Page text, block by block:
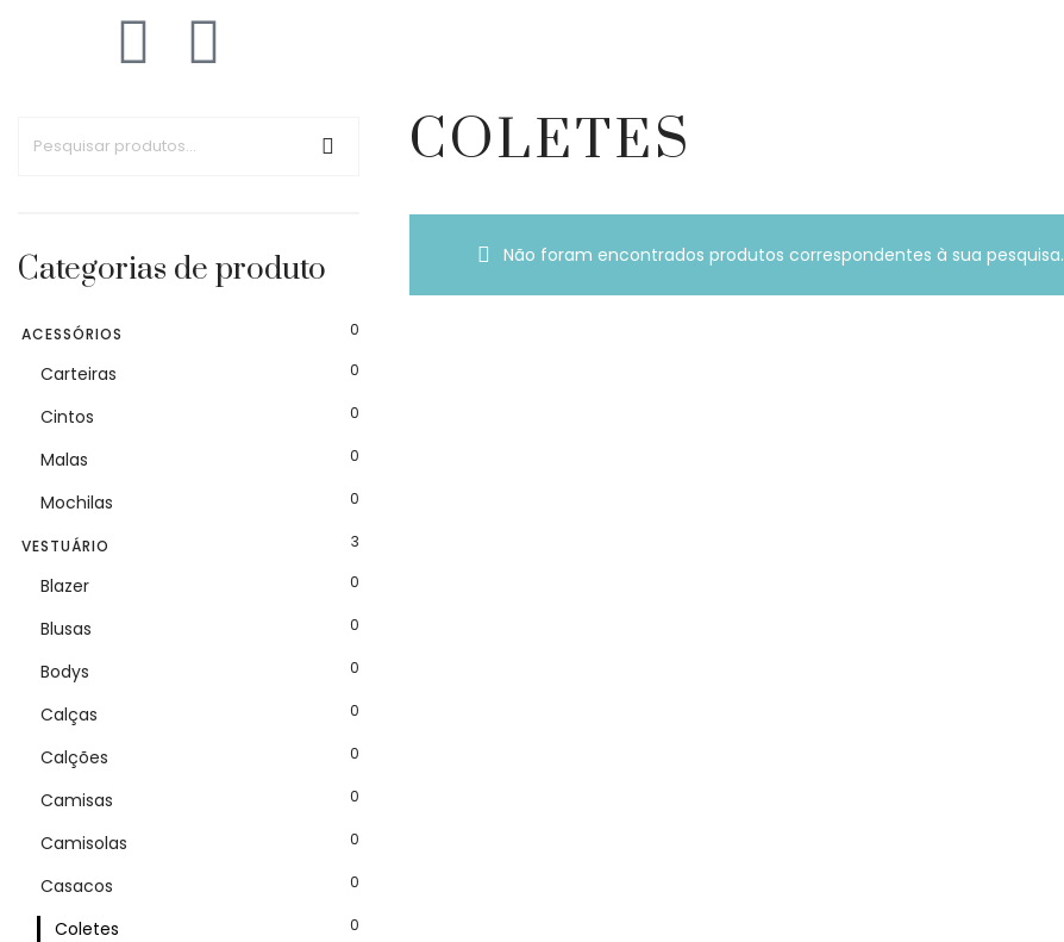
Categorias de produto
ACESSÓRIOS 0
Carteiras 0
Cintos 0
Malas 0
Mochilas 0
VESTUÁRIO 3
Blazer 0
Blusas 0
Bodys 0
Calças 0
Calções 0
Camisas 0
Camisolas 0
Casacos 0
Coletes 0
COLETES
Não foram encontrados produtos correspondentes à sua pesquisa.